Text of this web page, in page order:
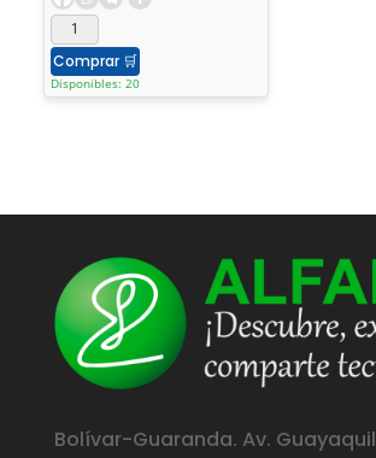
Comprar 🛒
Disponibles: 20
Bolívar-Guaranda. Av. Guayaquil